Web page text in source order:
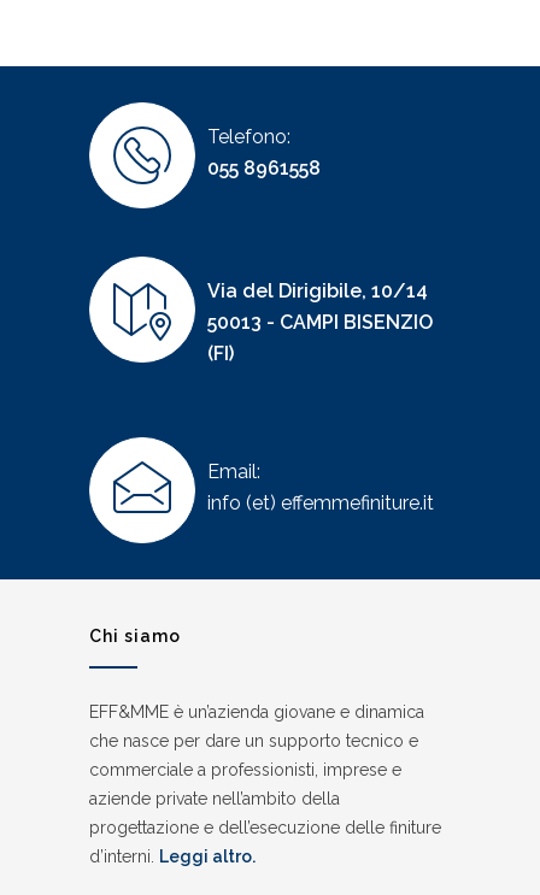
Telefono:
055 8961558
Via del Dirigibile, 10/14
50013 - CAMPI BISENZIO
(FI)
Email:
info (et) effemmefiniture.it
Chi siamo
EFF&MME è un’azienda giovane e dinamica
che nasce per dare un supporto tecnico e
commerciale a professionisti, imprese e
aziende private nell’ambito della
progettazione e dell’esecuzione delle finiture
d’interni.
Leggi altro.